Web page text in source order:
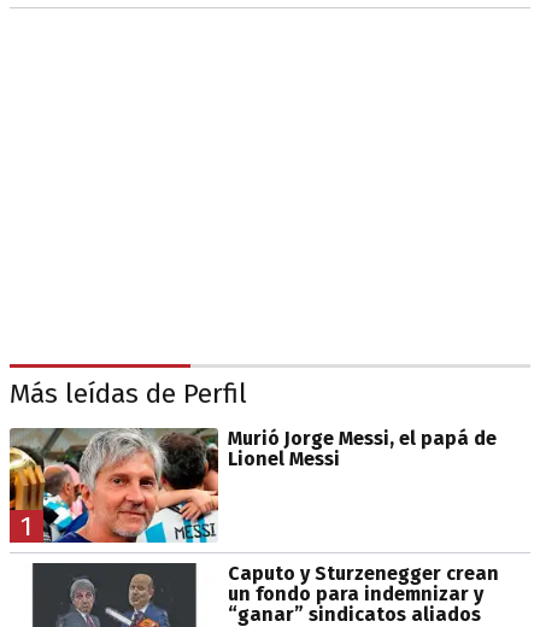
Más leídas de Perfil
1
Murió Jorge Messi, el papá de
Lionel Messi
Caputo y Sturzenegger crean
un fondo para indemnizar y
“ganar” sindicatos aliados